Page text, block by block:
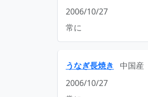
2006/10/27
常に
うなぎ長焼き 中国産
2006/10/27